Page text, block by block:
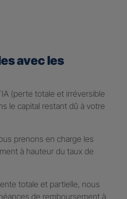
avec les
(perte totale et irréversible
le capital restant dû à votre
prenons en charge les
à hauteur du taux de
totale et partielle, nous
de remboursement à